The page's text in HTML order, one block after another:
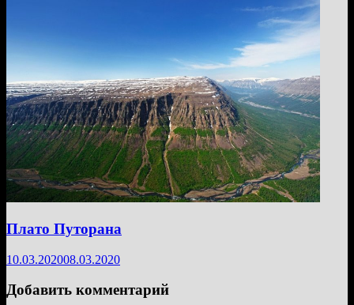
Плато Путорана
10.03.202008.03.2020
Добавить комментарий